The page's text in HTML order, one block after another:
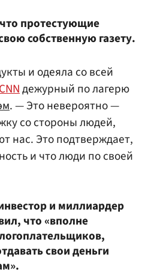
протестующие
собственную газету.
и одеяла со всей
дежурный по лагерю
. — Это невероятно —
со стороны людей,
нас. Это подтверждает,
и что люди по своей
и миллиардер
что «вполне
свои деньги